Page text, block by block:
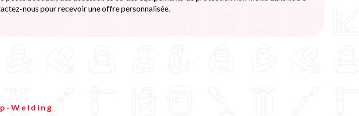
nous pour recevoir une offre personnalisée.
Welding